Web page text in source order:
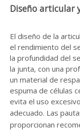
Diseño articular
El diseño de la
el rendimiento del
la profundidad del
la junta, con una
un material de
espuma de células
evita el uso
adecuado. Las
proporcionan